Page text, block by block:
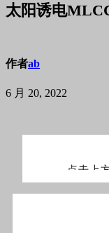
太阳诱电
作者ab
6 月 20, 2022
点击上